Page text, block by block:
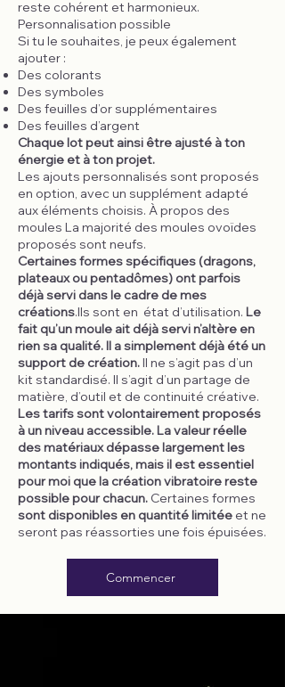
reste cohérent et harmonieux.
Personnalisation possible
Si tu le souhaites, je peux également
ajouter :
Des colorants
Des symboles
Des feuilles d’or supplémentaires
Des feuilles d’argent
Chaque lot peut ainsi être ajusté à ton
énergie et à ton projet.
Les ajouts personnalisés sont proposés
en option, avec un supplément adapté
aux éléments choisis. À propos des
moules La majorité des moules ovoïdes
proposés sont neufs.
Certaines formes spécifiques (dragons,
plateaux ou pentadômes) ont parfois
déjà servi dans le cadre de mes
créations.Ils sont en état d’utilisation. Le
fait qu’un moule ait déjà servi n’altère en
rien sa qualité. Il a simplement déjà été un
support de création.Il ne s’agit pas d’un
kit standardisé. Il s’agit d’un partage de
matière, d’outil et de continuité créative.
Les tarifs sont volontairement proposés
à un niveau accessible. La valeur réelle
des matériaux dépasse largement les
montants indiqués, mais il est essentiel
pour moi que la création vibratoire reste
possible pour chacun. Certaines formes
sont disponibles en quantité limitée et ne
seront pas réassorties une fois épuisées.
Commencer